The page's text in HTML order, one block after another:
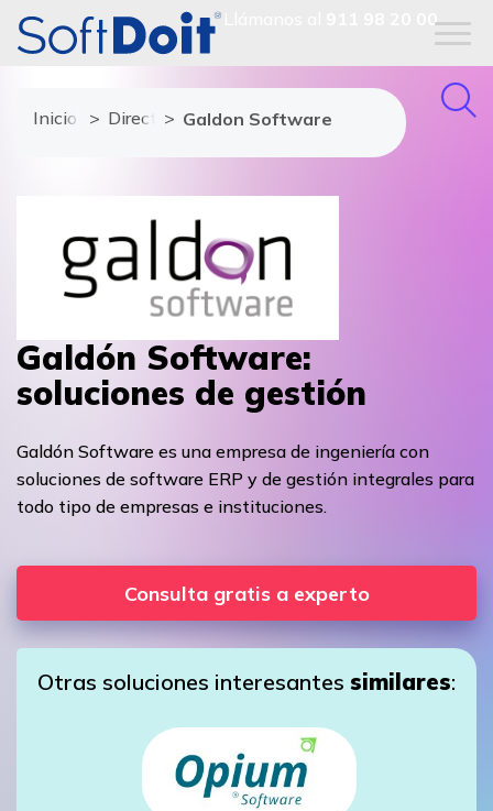
911 98 20 00
Inicio Directorio de proveedores
Galdon Software
Galdón Software:
soluciones de gestión
Galdón Software es una empresa de ingeniería con
soluciones de software ERP y de gestión integrales para
todo tipo de empresas e instituciones.
Consulta gratis a experto
Otras soluciones interesantes similares: